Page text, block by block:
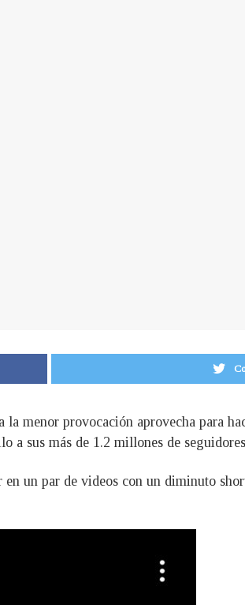
la menor provocación aprovecha para
a sus más de 1.2 millones de
un par de videos con un diminuto